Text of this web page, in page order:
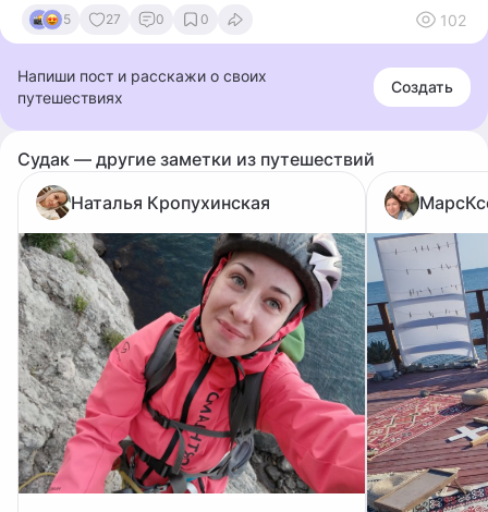
5 27 0 0 102
Напиши пост и расскажи о своих
путешествиях
Создать
Судак — другие заметки из путешествий
Наталья Кропухинская